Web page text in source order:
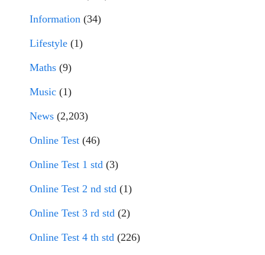
Information (34)
Lifestyle (1)
Maths (9)
Music (1)
News (2,203)
Online Test (46)
Online Test 1 std (3)
Online Test 2 nd std (1)
Online Test 3 rd std (2)
Online Test 4 th std (226)